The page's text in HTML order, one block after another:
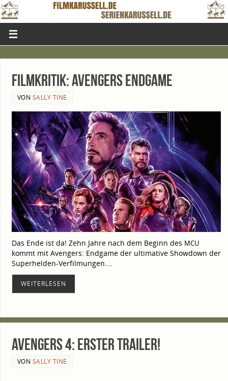
Film­kri­tik: Aven­gers Endgame
VON SALLY TINE
Das Ende ist da! Zehn Jah­re nach dem Beginn des MCU
kommt mit Aven­gers: End­ga­me der ulti­ma­ti­ve Show­down der
Superhelden-Verfilmungen.…
WEI­TER­LE­SEN
Aven­gers 4: Ers­ter Trailer!
VON SALLY TINE